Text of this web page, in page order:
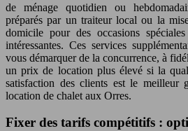
de ménage quotidien ou
préparés par un traiteur local ou la
domicile pour des occasions
intéressantes. Ces services
vous démarquer de la concurrence, à
un prix de location plus élevé si la
satisfaction des clients est le meilleur
location de chalet aux Orres.
Fixer des tarifs compétitifs :